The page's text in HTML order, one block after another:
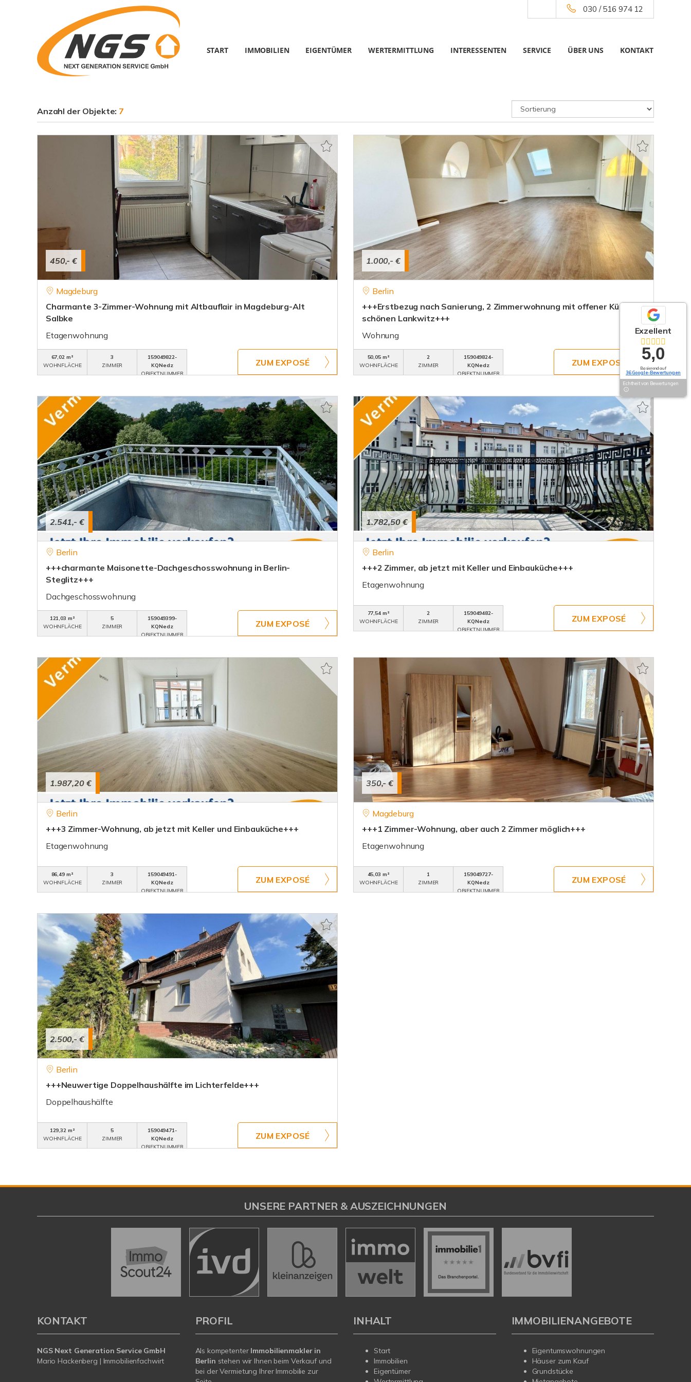
030 / 516 974 12
START IMMOBILIEN EIGENTÜMER WERTERMITTLUNG INTERESSENTEN SERVICE ÜBER UNS KONTAKT
Anzahl der Objekte: 7
450,- €
Magdeburg
Charmante 3-Zimmer-Wohnung mit Altbauflair in Magdeburg-Alt
Salbke
Etagenwohnung
67,02 m²
WOHNFLÄCHE
3
ZIMMER
159049822-
KQNedz
OBJEKTNUMMER
ZUM EXPOSÉ
1.000,- €
Berlin
+++Erstbezug nach Sanierung, 2 Zimmerwohnung mit offener Küche im
schönen Lankwitz+++
Wohnung
50,05 m²
WOHNFLÄCHE
2
ZIMMER
159049824-
KQNedz
OBJEKTNUMMER
ZUM EXPOSÉ
2.541,- €
Berlin
+++charmante Maisonette-Dachgeschosswohnung in Berlin-
Steglitz+++
Dachgeschosswohnung
121,03 m²
WOHNFLÄCHE
5
ZIMMER
159049399-
KQNedz
OBJEKTNUMMER
ZUM EXPOSÉ
1.782,50 €
Berlin
+++2 Zimmer, ab jetzt mit Keller und Einbauküche+++
Etagenwohnung
77,54 m²
WOHNFLÄCHE
2
ZIMMER
159049482-
KQNedz
OBJEKTNUMMER
ZUM EXPOSÉ
1.987,20 €
Berlin
+++3 Zimmer-Wohnung, ab jetzt mit Keller und Einbauküche+++
Etagenwohnung
86,49 m²
WOHNFLÄCHE
3
ZIMMER
159049491-
KQNedz
OBJEKTNUMMER
ZUM EXPOSÉ
350,- €
Magdeburg
+++1 Zimmer-Wohnung, aber auch 2 Zimmer möglich+++
Etagenwohnung
45,03 m²
WOHNFLÄCHE
1
ZIMMER
159049727-
KQNedz
OBJEKTNUMMER
ZUM EXPOSÉ
2.500,- €
Berlin
+++Neuwertige Doppelhaushälfte im Lichterfelde+++
Doppelhaushälfte
129,32 m²
WOHNFLÄCHE
5
ZIMMER
159049471-
KQNedz
OBJEKTNUMMER
ZUM EXPOSÉ
Exzellent
5,0
Basierend auf
36 Google-Bewertungen
Echtheit von Bewertungen
UNSERE PARTNER & AUSZEICHNUNGEN
KONTAKT
NGS Next Generation Service GmbH
Mario Hackenberg | Immobilienfachwirt
PROFIL
Als kompetenter Immobilienmakler in
Berlin stehen wir Ihnen beim Verkauf und
bei der Vermietung Ihrer Immobilie zur
INHALT
Start
Immobilien
Eigentümer
IMMOBILIENANGEBOTE
Eigentumswohnungen
Häuser zum Kauf
Grundstücke